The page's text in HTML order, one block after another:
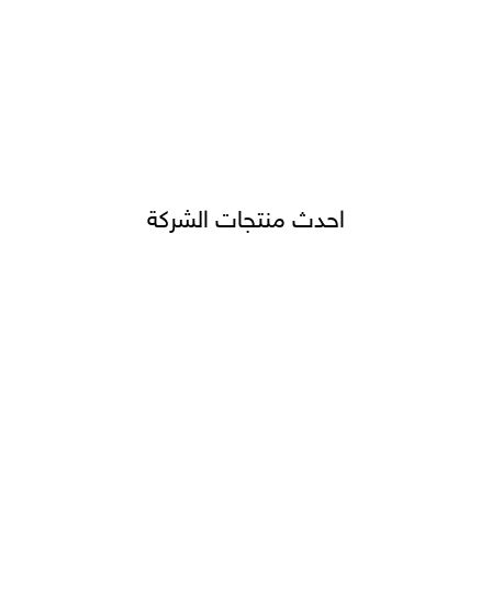
احدث منتجات الشركة